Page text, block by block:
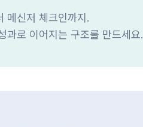
메신저 체크인까지.
과로 이어지는 구조를 만드세요.